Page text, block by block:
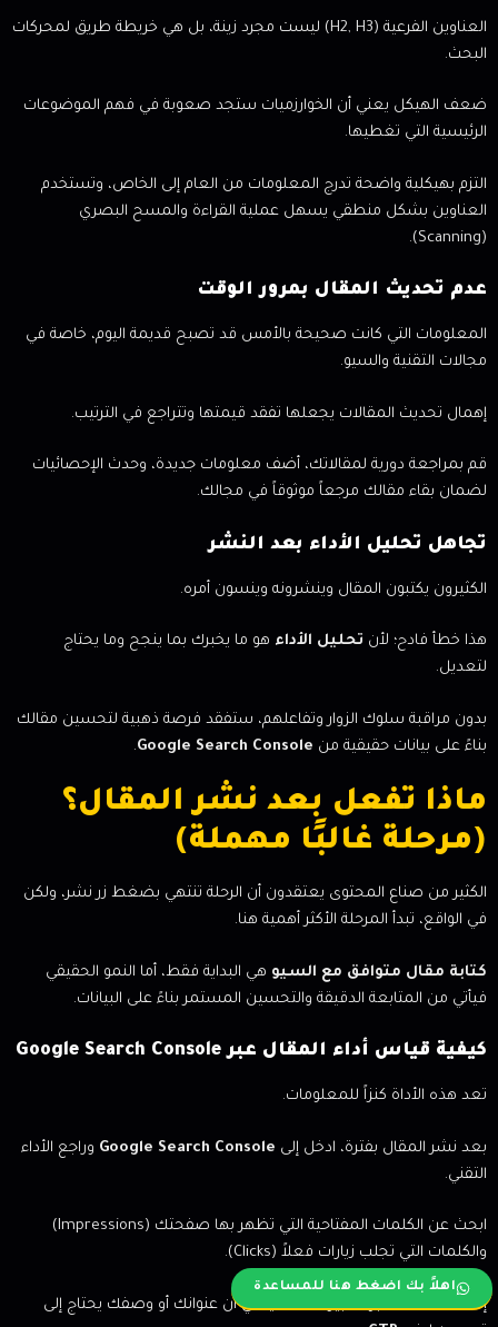
العناوين الفرعية (H2, H3) ليست مجرد زينة، بل هي خريطة طريق لمحركات
البحث.
ضعف الهيكل يعني أن الخوارزميات ستجد صعوبة في فهم الموضوعات
الرئيسية التي تغطيها.
التزم بهيكلية واضحة تدرج المعلومات من العام إلى الخاص، وتستخدم
العناوين بشكل منطقي يسهل عملية القراءة والمسح البصري
(Scanning).
عدم تحديث المقال بمرور الوقت
المعلومات التي كانت صحيحة بالأمس قد تصبح قديمة اليوم، خاصة في
مجالات التقنية والسيو.
إهمال تحديث المقالات يجعلها تفقد قيمتها وتتراجع في الترتيب.
قم بمراجعة دورية لمقالاتك، أضف معلومات جديدة، وحدث الإحصائيات
لضمان بقاء مقالك مرجعاً موثوقاً في مجالك.
تجاهل تحليل الأداء بعد النشر
الكثيرون يكتبون المقال وينشرونه وينسون أمره.
هذا خطأ فادح؛ لأن تحليل الأداء هو ما يخبرك بما ينجح وما يحتاج
لتعديل.
بدون مراقبة سلوك الزوار وتفاعلهم، ستفقد فرصة ذهبية لتحسين مقالك
بناءً على بيانات حقيقية من Google Search Console
.
ماذا تفعل بعد نشر المقال؟
(مرحلة غالبًا مهملة)
الكثير من صناع المحتوى يعتقدون أن الرحلة تنتهي بضغط زر نشر، ولكن
في الواقع، تبدأ المرحلة الأكثر أهمية هنا.
كتابة مقال متوافق مع السيو هي البداية فقط، أما النمو الحقيقي
فيأتي من المتابعة الدقيقة والتحسين المستمر بناءً على البيانات.
كيفية قياس أداء المقال عبر Google Search Console
تعد هذه الأداة كنزاً للمعلومات.
بعد نشر المقال بفترة، ادخل إلى Google Search Console وراجع الأداء
التقني.
ابحث عن الكلمات المفتاحية التي تظهر بها صفحتك (Impressions)
والكلمات التي تجلب زيارات فعلاً (Clicks).
إذا كانت هناك فجوة كبيرة، فهذا يعني أن عنوانك أو وصفك يحتاج إلى
اهلاً بك اضغط هنا للمساعدة